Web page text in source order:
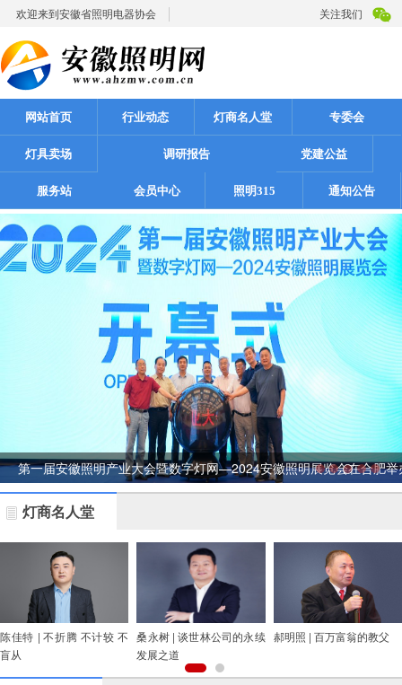
欢迎来到安徽省照明电器协会 关注我们
网站首页 行业动态 灯商名人堂 专委会
灯具卖场 调研报告 党建公益
服务站 会员中心 照明315 通知公告
第一届安徽照明产业大会暨数字灯网—2024安徽照明展览会在合肥举
灯商名人堂
陈佳特 | 不折腾 不计较 不
盲从
桑永树 | 谈世林公司的永续
发展之道
郝明照 | 百万富翁的教父